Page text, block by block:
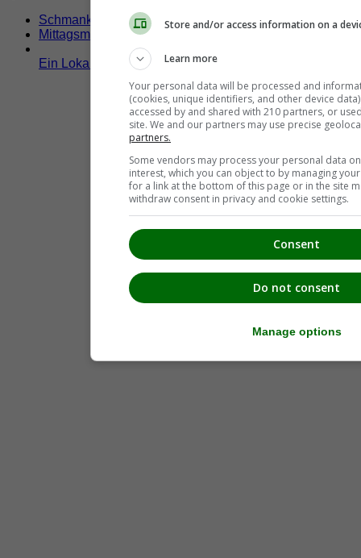
Lebring-Sankt Margarethen
(2)
Leibnitz(24)
Ragnitz(1)
Schmankerltage
Mittagsmenü
Ein Lokal hier eintragen!
Store and/or access information on a
Learn more
Your personal data will be processed and
(cookies, unique identifiers, and other device
accessed by and shared with 210 partners, or
site. We and our partners may use precise
partners.
Some vendors may process your personal data
interest, which you can object to by managing
for a link at the bottom of this page or in the site
withdraw consent in privacy and cookie settings.
Consent
Do not consent
Manage options